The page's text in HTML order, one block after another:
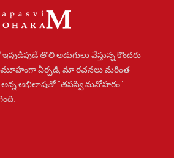
తొలి అడుగులు వేస్తున్న కొందరు
ఏర్పడి, మా రచనలు మరింత
అన్న అభిలాషతో "తపస్వి మనోహరం"